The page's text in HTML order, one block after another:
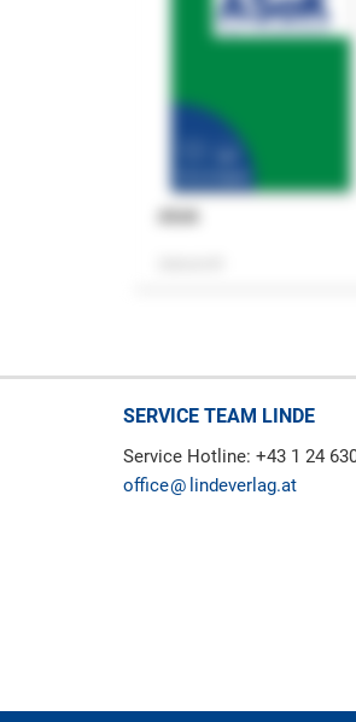
SERVICE TEAM LINDE
Service Hotline: +43 1 24
office
lindeverlag.at